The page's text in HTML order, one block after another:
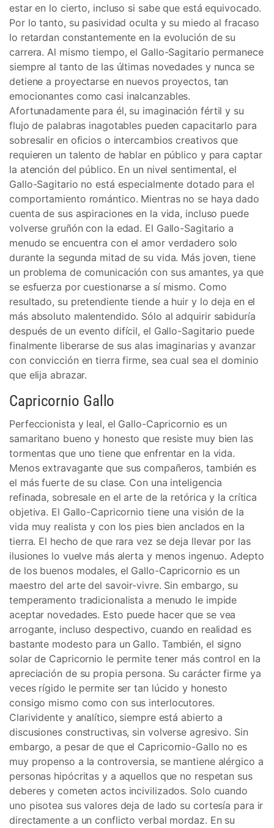
estar en lo cierto, incluso si sabe que está equivocado.
Por lo tanto, su pasividad oculta y su miedo al fracaso
lo retardan constantemente en la evolución de su
carrera. Al mismo tiempo, el Gallo-Sagitario permanece
siempre al tanto de las últimas novedades y nunca se
detiene a proyectarse en nuevos proyectos, tan
emocionantes como casi inalcanzables.
Afortunadamente para él, su imaginación fértil y su
flujo de palabras inagotables pueden capacitarlo para
sobresalir en oficios o intercambios creativos que
requieren un talento de hablar en público y para captar
la atención del público. En un nivel sentimental, el
Gallo-Sagitario no está especialmente dotado para el
comportamiento romántico. Mientras no se haya dado
cuenta de sus aspiraciones en la vida, incluso puede
volverse gruñón con la edad. El Gallo-Sagitario a
menudo se encuentra con el amor verdadero solo
durante la segunda mitad de su vida. Más joven, tiene
un problema de comunicación con sus amantes, ya que
se esfuerza por cuestionarse a sí mismo. Como
resultado, su pretendiente tiende a huir y lo deja en el
más absoluto malentendido. Sólo al adquirir sabiduría
después de un evento difícil, el Gallo-Sagitario puede
finalmente liberarse de sus alas imaginarias y avanzar
con convicción en tierra firme, sea cual sea el dominio
que elija abrazar.
Capricornio Gallo
Perfeccionista y leal, el Gallo-Capricornio es un
samaritano bueno y honesto que resiste muy bien las
tormentas que uno tiene que enfrentar en la vida.
Menos extravagante que sus compañeros, también es
el más fuerte de su clase. Con una inteligencia
refinada, sobresale en el arte de la retórica y la crítica
objetiva. El Gallo-Capricornio tiene una visión de la
vida muy realista y con los pies bien anclados en la
tierra. El hecho de que rara vez se deja llevar por las
ilusiones lo vuelve más alerta y menos ingenuo. Adepto
de los buenos modales, el Gallo-Capricornio es un
maestro del arte del savoir-vivre. Sin embargo, su
temperamento tradicionalista a menudo le impide
aceptar novedades. Esto puede hacer que se vea
arrogante, incluso despectivo, cuando en realidad es
bastante modesto para un Gallo. También, el signo
solar de Capricornio le permite tener más control en la
apreciación de su propia persona. Su carácter firme ya
veces rígido le permite ser tan lúcido y honesto
consigo mismo como con sus interlocutores.
Clarividente y analítico, siempre está abierto a
discusiones constructivas, sin volverse agresivo. Sin
embargo, a pesar de que el Capricornio-Gallo no es
muy propenso a la controversia, se mantiene alérgico a
personas hipócritas y a aquellos que no respetan sus
deberes y cometen actos incivilizados. Solo cuando
uno pisotea sus valores deja de lado su cortesía para ir
directamente a un conflicto verbal mordaz. En su